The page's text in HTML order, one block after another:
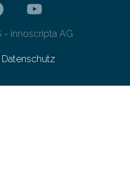
innoscripta AG
Datenschutz